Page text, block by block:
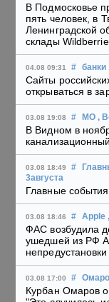
В Подмосковье
пять человек, в
Ленинградской
склады
04.08 09:31 # банки
Сайты
открываться в
03.08 19:08 # МО ,
В Видном в
03.08 18:49 #
3августа
Главные события
03.08 18:46 # Apple
ФАС возбудила
ушедшей из РФ
03.08 17:00 #
Курбан Омаров